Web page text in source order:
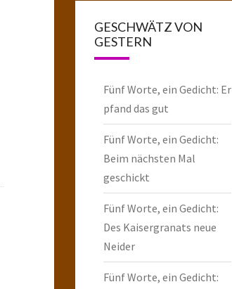
GESCHWÄTZ VON
GESTERN
Fünf Worte, ein Gedicht: Er
pfand das gut
Fünf Worte, ein Gedicht:
Beim nächsten Mal
geschickt
Fünf Worte, ein Gedicht:
Des Kaisergranats neue
Neider
Fünf Worte, ein Gedicht: